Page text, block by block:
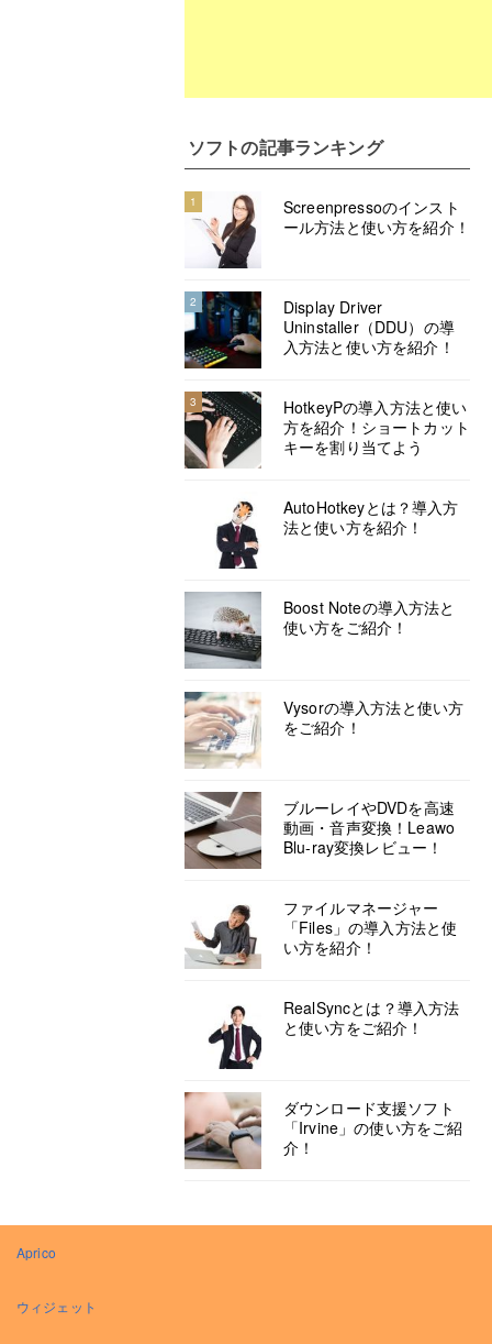
ソフトの記事ランキング
1
Screenpressoのインスト
ール方法と使い方を紹介！
2
Display Driver
Uninstaller（DDU）の導
入方法と使い方を紹介！
3
HotkeyPの導入方法と使い
方を紹介！ショートカット
キーを割り当てよう
AutoHotkeyとは？導入方
法と使い方を紹介！
Boost Noteの導入方法と
使い方をご紹介！
Vysorの導入方法と使い方
をご紹介！
ブルーレイやDVDを高速
動画・音声変換！Leawo
Blu-ray変換レビュー！
ファイルマネージャー
「Files」の導入方法と使
い方を紹介！
RealSyncとは？導入方法
と使い方をご紹介！
ダウンロード支援ソフト
「Irvine」の使い方をご紹
介！
Aprico
ウィジェット